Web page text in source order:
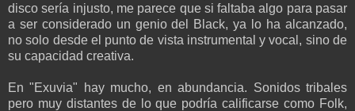
disco sería injusto, me parece que si faltaba algo para pasar
a ser considerado un genio del Black, ya lo ha alcanzado,
no solo desde el punto de vista instrumental y vocal, sino de
su capacidad creativa.
En "Exuvia" hay mucho, en abundancia. Sonidos tribales
pero muy distantes de lo que podría calificarse como Folk,